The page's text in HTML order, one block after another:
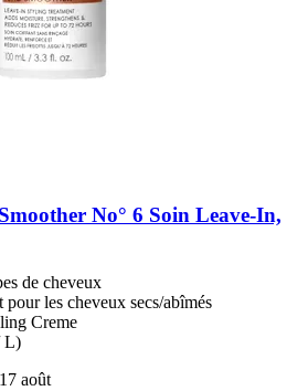
No° 6 Soin Leave-​In,
de cheveux
pour les cheveux secs/abîmés
Creme
L)
août